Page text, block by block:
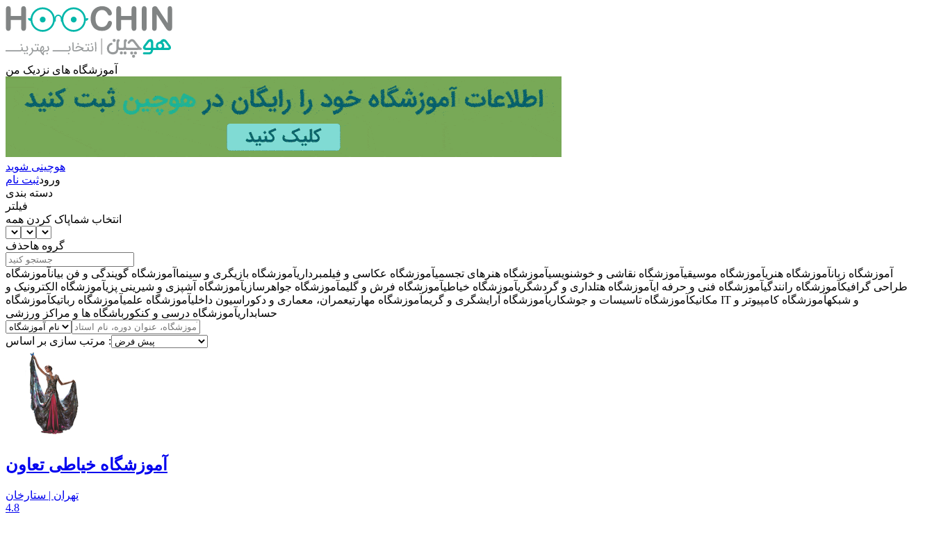
آموزشگاه های نزدیک من
هوچینی شوید
ورودثبت نام
دسته بندی
فیلتر
انتخاب شماپاک کردن همه
گروه هاحذف
آموزشگاه زبانآموزشگاه هنریآموزشگاه موسیقیآموزشگاه نقاشی و خوشنویسیآموزشگاه هنرهای تجسمیآموزشگاه عکاسی و فیلمبرداریآموزشگاه بازیگری و سینما آموزشگاه گویندگی و فن بیانآموزشگاه
طراحی گرافیکآموزشگاه رانندگیآموزشگاه فنی و حرفه ایآموزشگاه هتلداری و گردشگریآموزشگاه خیاطیآموزشگاه فرش و گلیمآموزشگاه جواهرسازیآموزشگاه آشپزی و شیرینی پزیآموزشگاه الکترونیک و
مکانیکآموزشگاه تاسیسات و جوشکاریآموزشگاه آرایشگری و گریمآموزشگاه مهارتیعمران، معماری و دکوراسیون داخلیآموزشگاه علمیآموزشگاه رباتیک آموزشگاه IT و شبکهآموزشگاه کامپیوتر و
حسابداریآموزشگاه درسی و کنکور باشگاه ها و مراکز ورزشی
مرتب سازی بر اساس :
آموزشگاه خیاطی تعاون
تهران | ستارخان
4.8